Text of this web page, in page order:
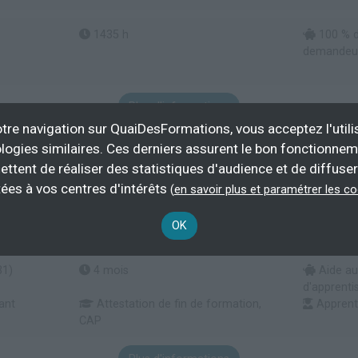
Plus d'informations
de confort du patient
petite enfance (AEPE)
navigation sur QuaiDesFormations, vous acceptez
similaires. Ces derniers assurent le bon
de réaliser des statistiques d'audience et de
à vos centres d'intérêts (en savoir plus et paramétrer les
OK